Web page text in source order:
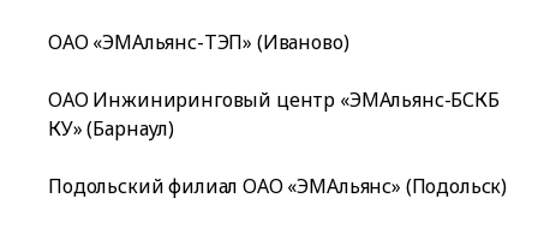
ОАО «ЭМАльянс-ТЭП» (Иваново)
ОАО Инжиниринговый центр «ЭМАльянс-БСКБ
КУ» (Барнаул)
Подольский филиал ОАО «ЭМАльянс» (Подольск)